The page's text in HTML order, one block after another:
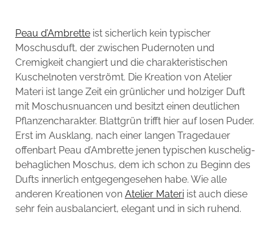
Peau d’Ambretteist sicherlich kein typischer
Moschusduft, der zwischen Pudernoten und
Cremigkeit changiert und die charakteristischen
Kuschelnoten verströmt. Die Kreation von Atelier
Materi ist lange Zeit ein grünlicher und holziger Duft
mit Moschusnuancen und besitzt einen deutlichen
Pflanzencharakter. Blattgrün trifft hier auf losen Puder.
Erst im Ausklang, nach einer langen Tragedauer
offenbart Peau d’Ambrette jenen typischen kuschelig-
behaglichen Moschus, dem ich schon zu Beginn des
Dufts innerlich entgegengesehen habe. Wie alle
anderen Kreationen von Atelier Materiist auch diese
sehr fein ausbalanciert, elegant und in sich ruhend.